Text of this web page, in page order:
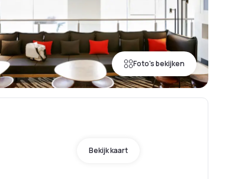
Foto's bekijken
Bekijk kaart